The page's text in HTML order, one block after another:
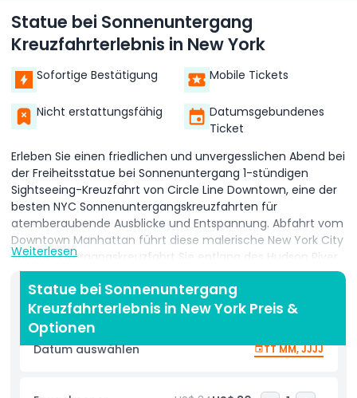
Statue bei Sonnenuntergang
Kreuzfahrterlebnis in New York
Sofortige Bestätigung Mobile Tickets
Nicht erstattungsfähig
Datumsgebundenes
Ticket
Erleben Sie einen friedlichen und unvergesslichen Abend bei
der Freiheitsstatue bei Sonnenuntergang 1-stündigen
Sightseeing-Kreuzfahrt von Circle Line Downtown, eine der
besten NYC Sonnenuntergangskreuzfahrten für
atemberaubende Ausblicke und Entspannung. Abfahrt vom
Downtown Manhattan führt diese malerische New York City
Sonnenuntergangskreuzfahrt Sie entlang des Hudson River
und bietet beeindruckende, panoramische Ausblicke auf
die Freiheitsstatue, Ellis Island und die leuchtende Skyline
von Manhattan, während die Sonne unter den Horizont
taucht. Beobachten Sie, wie sich die Stadt unter den
goldenen Tönen des Sonnenuntergangs verwandelt und
eine magische und romantische Atmosphäre schafft, die
Während dieser 1-stündigen Kreuzfahrt segeln Sie nahe an
Weiterlesen
Statue bei Sonnenuntergang
Kreuzfahrterlebnis in New York Preis &
Optionen
Datum auswählen TT MM, JJJJ